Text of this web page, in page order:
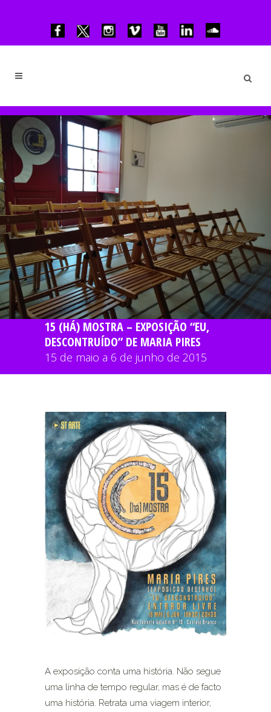
15 (HÁ) MOSTRA – EXPOSIÇÃO “EU,
DESCONTRUÍDO” DE MARIA PIRES
15 de maio a 6 de junho de 2015
A exposição conta uma história. Não segue
uma linha de tempo regular, mas é de facto
uma história. Retrata uma viagem interior,